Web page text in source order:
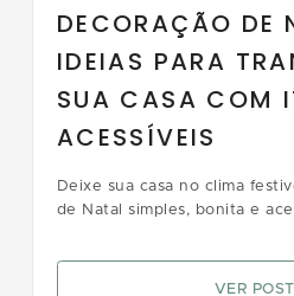
DECORAÇÃO DE
IDEIAS PARA
SUA CASA COM
ACESSÍVEIS
Deixe sua casa no clima
de Natal simples, bonita e
VER POST